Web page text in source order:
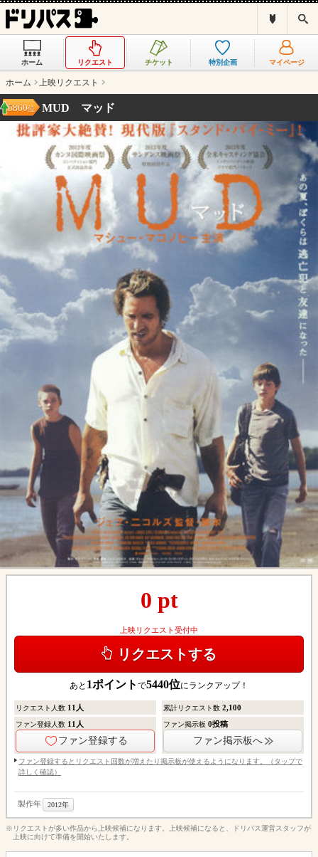
ス
ホーム リクエスト チケット 特別企画 マイページ
ホーム 上映リクエスト
MUD マッド
5860位
0 pt
上映リクエスト受付中
リクエストする
あと 1ポイント で5440位にランクアップ！
リクエスト人数 11 人 累計リクエスト数2,100
ファン登録人数 11 人
ファン登録する
ファン掲示板0投稿
ファン掲示板へ
ファン登録するとリクエスト回数が増えたり掲示板が使えるようになります。（タップで
詳しく確認）
製作年 2012年
※リクエストが多い作品から上映候補になります。上映候補になると、ドリパス運営スタッフが
上映に向けて準備を開始いたします。